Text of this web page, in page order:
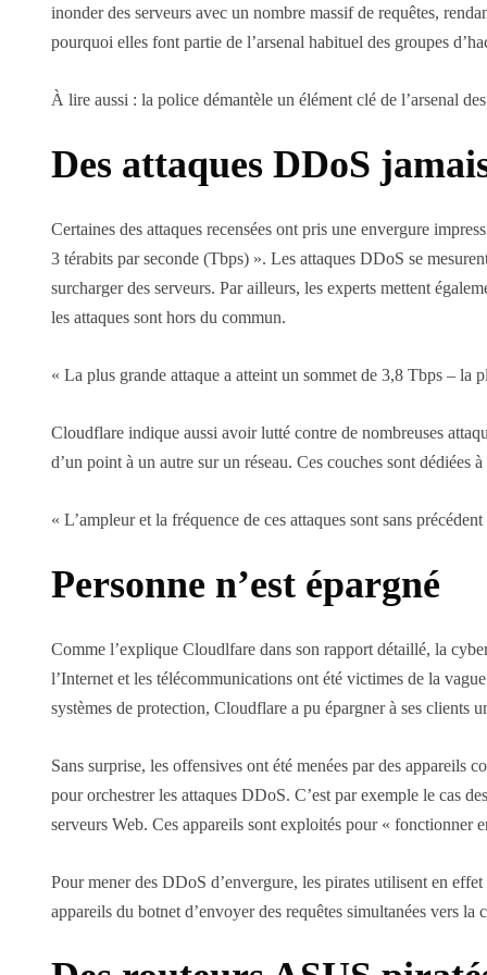
inonder des serveurs avec un nombre massif de requêtes,
pourquoi elles font partie de l’arsenal habituel des groupes
À lire aussi : la police démantèle un élément clé de l’arsenal
Des attaques DDoS
Certaines des attaques recensées ont pris une envergure
3 térabits par seconde (Tbps) ». Les attaques DDoS se
surcharger des serveurs. Par ailleurs, les experts mettent
les attaques sont hors du commun.
« La plus grande attaque a atteint un sommet de 3,8 Tbps –
Cloudflare indique aussi avoir lutté contre de nombreuses
d’un point à un autre sur un réseau. Ces couches sont dédiées
« L’ampleur et la fréquence de ces attaques sont sans
Personne n’est épargné
Comme l’explique Cloudlfare dans son rapport détaillé, la
l’Internet et les télécommunications ont été victimes de la
systèmes de protection, Cloudflare a pu épargner à ses clients
Sans surprise, les offensives ont été menées par des
pour orchestrer les attaques DDoS. C’est par exemple le cas
serveurs Web. Ces appareils sont exploités pour « fonctionner
Pour mener des DDoS d’envergure, les pirates utilisent en
appareils du botnet d’envoyer des requêtes simultanées vers